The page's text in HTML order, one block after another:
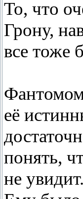
То, что
Грону,
все тоже
её
понять,
не увидит.